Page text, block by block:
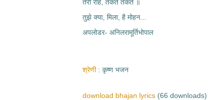
तेरी राह, तकते तकते ॥
तुझे क्या, मिला, है मोहन...
अपलोडर- अनिलरामूर्तिभोपाल
श्रेणी कृष्ण भजन
download bhajan lyrics (66 downloads)